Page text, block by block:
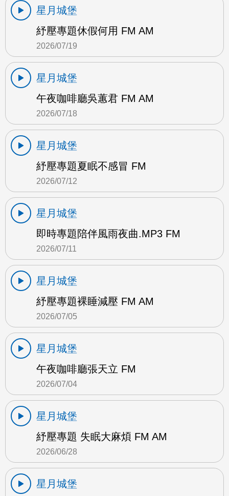
星月城堡
紓壓專題休假何用 FM AM
2026/07/19
星月城堡
午夜咖啡廳吳蕙君 FM AM
2026/07/18
星月城堡
紓壓專題夏眠不感冒 FM
2026/07/12
星月城堡
即時專題陪伴風雨夜曲.MP3 FM
2026/07/11
星月城堡
紓壓專題裸睡減壓 FM AM
2026/07/05
星月城堡
午夜咖啡廳張天立 FM
2026/07/04
星月城堡
紓壓專題 失眠大麻煩 FM AM
2026/06/28
星月城堡